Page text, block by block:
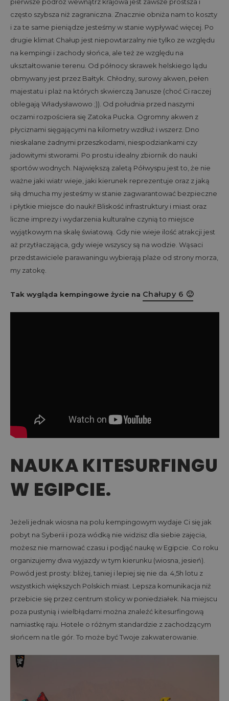
często szybsza niż zagraniczna. Znacznie obniża nam to koszty
i za te same pieniądze jesteśmy w stanie wypływać więcej. Po
drugie klimat Chałup jest niepowtarzalny nie tylko ze względu
na kempingi i zachody słońca, ale też ze względu na
ukształtowanie terenu. Od północy skrawek helskiego lądu
obmywany jest przez Bałtyk. Chłodny, surowy akwen, pełen
majestatu i plaż na których skwierczą Janusze (choć Ci raczej
oblegają Władysławowo ;)). Od południa przed naszymi
oczami rozpościera się Zatoka Pucka. Ogromny akwen z
płyciznami sięgającymi na kilometry wzdłuż i wszerz. Dno
nieskalane żadnymi przeszkodami, niespodziankami czy
jadowitymi stworami. Po prostu idealny zbiornik do nauki
sportów wodnych. Największą zaletą Półwyspu jest to, że nie
ważne jaki wiatr wieje, jaki kierunek reprezentuje oraz z jaką
siłą dmucha my jesteśmy w stanie zagwarantować bezpieczne
i płytkie miejsce do nauki! Bliskość infrastruktury i miast oraz
liczne imprezy i wydarzenia kulturalne czynią to miejsce
wyjątkowym na skalę światową. Gdy nie wieje ilość atrakcji jest
aż przytłaczająca, gdy wieje wszyscy są na wodzie. Wąsaci
przedstawiciele parawaningu wybierają plaże od strony morza,
my zatokę.
Tak wygląda kempingowe życie na Chałupy 6 🙂
NAUKA KITESURFINGU
W EGIPCIE.
Jeżeli jednak wiosna na polu kempingowym wydaje Ci się jak
pobyt na Syberii i poza wódką nie widzisz dla siebie zajęcia,
możesz nie marnować czasu i podjąć naukę w Egipcie. Co roku
organizujemy dwa wyjazdy w tym kierunku (wiosna, jesień).
Powód jest prosty: bliżej, taniej i lepiej się nie da. 4,5h lotu z
wszystkich większych Polskich miast. Lepsza komunikacja niż
przebicie się przez centrum stolicy w poniedziałek. Na miejscu
poza pustynią i wielbłądami można znaleźć kitesurfingową
namiastkę raju. Hotele o różnym standardzie z zachodzącym
słońcem na tle gór. To może być Twoje zakwaterowanie.